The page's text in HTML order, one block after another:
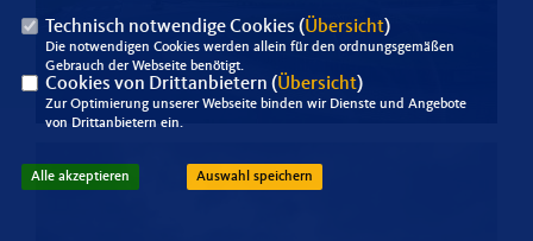
Technisch notwendige Cookies (Übersicht)
Die notwendigen Cookies werden allein für den ordnungsgemäßen
Gebrauch der Webseite benötigt.
Cookies von Drittanbietern (Übersicht)
Zur Optimierung unserer Webseite binden wir Dienste und Angebote
von Drittanbietern ein.
Alle akzeptieren Auswahl speichern